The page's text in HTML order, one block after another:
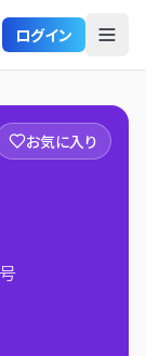
ログイン
お気に入り